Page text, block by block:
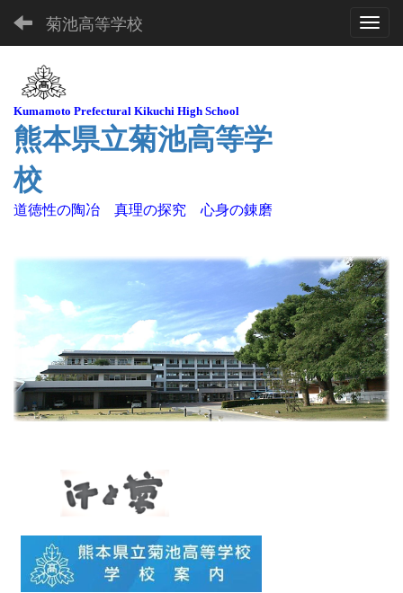
菊池高等学校
Kumamoto Prefectural Kikuchi High School
熊本県立菊池高等学
校
道徳性の陶冶 真理の探究 心身の錬磨